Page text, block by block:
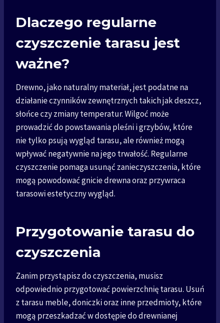
Dlaczego regularne
czyszczenie tarasu jest
ważne?
Drewno, jako naturalny materiał, jest podatne na
działanie czynników zewnętrznych takich jak deszcz,
słońce czy zmiany temperatur. Wilgoć może
prowadzić do powstawania pleśni i grzybów, które
nie tylko psują wygląd tarasu, ale również mogą
wpływać negatywnie na jego trwałość. Regularne
czyszczenie pomaga usunąć zanieczyszczenia, które
mogą powodować gnicie drewna oraz przywraca
tarasowi estetyczny wygląd.
Przygotowanie tarasu do
czyszczenia
Zanim przystąpisz do czyszczenia, musisz
odpowiednio przygotować powierzchnię tarasu. Usuń
z tarasu meble, doniczki oraz inne przedmioty, które
mogą przeszkadzać w dostępie do drewnianej